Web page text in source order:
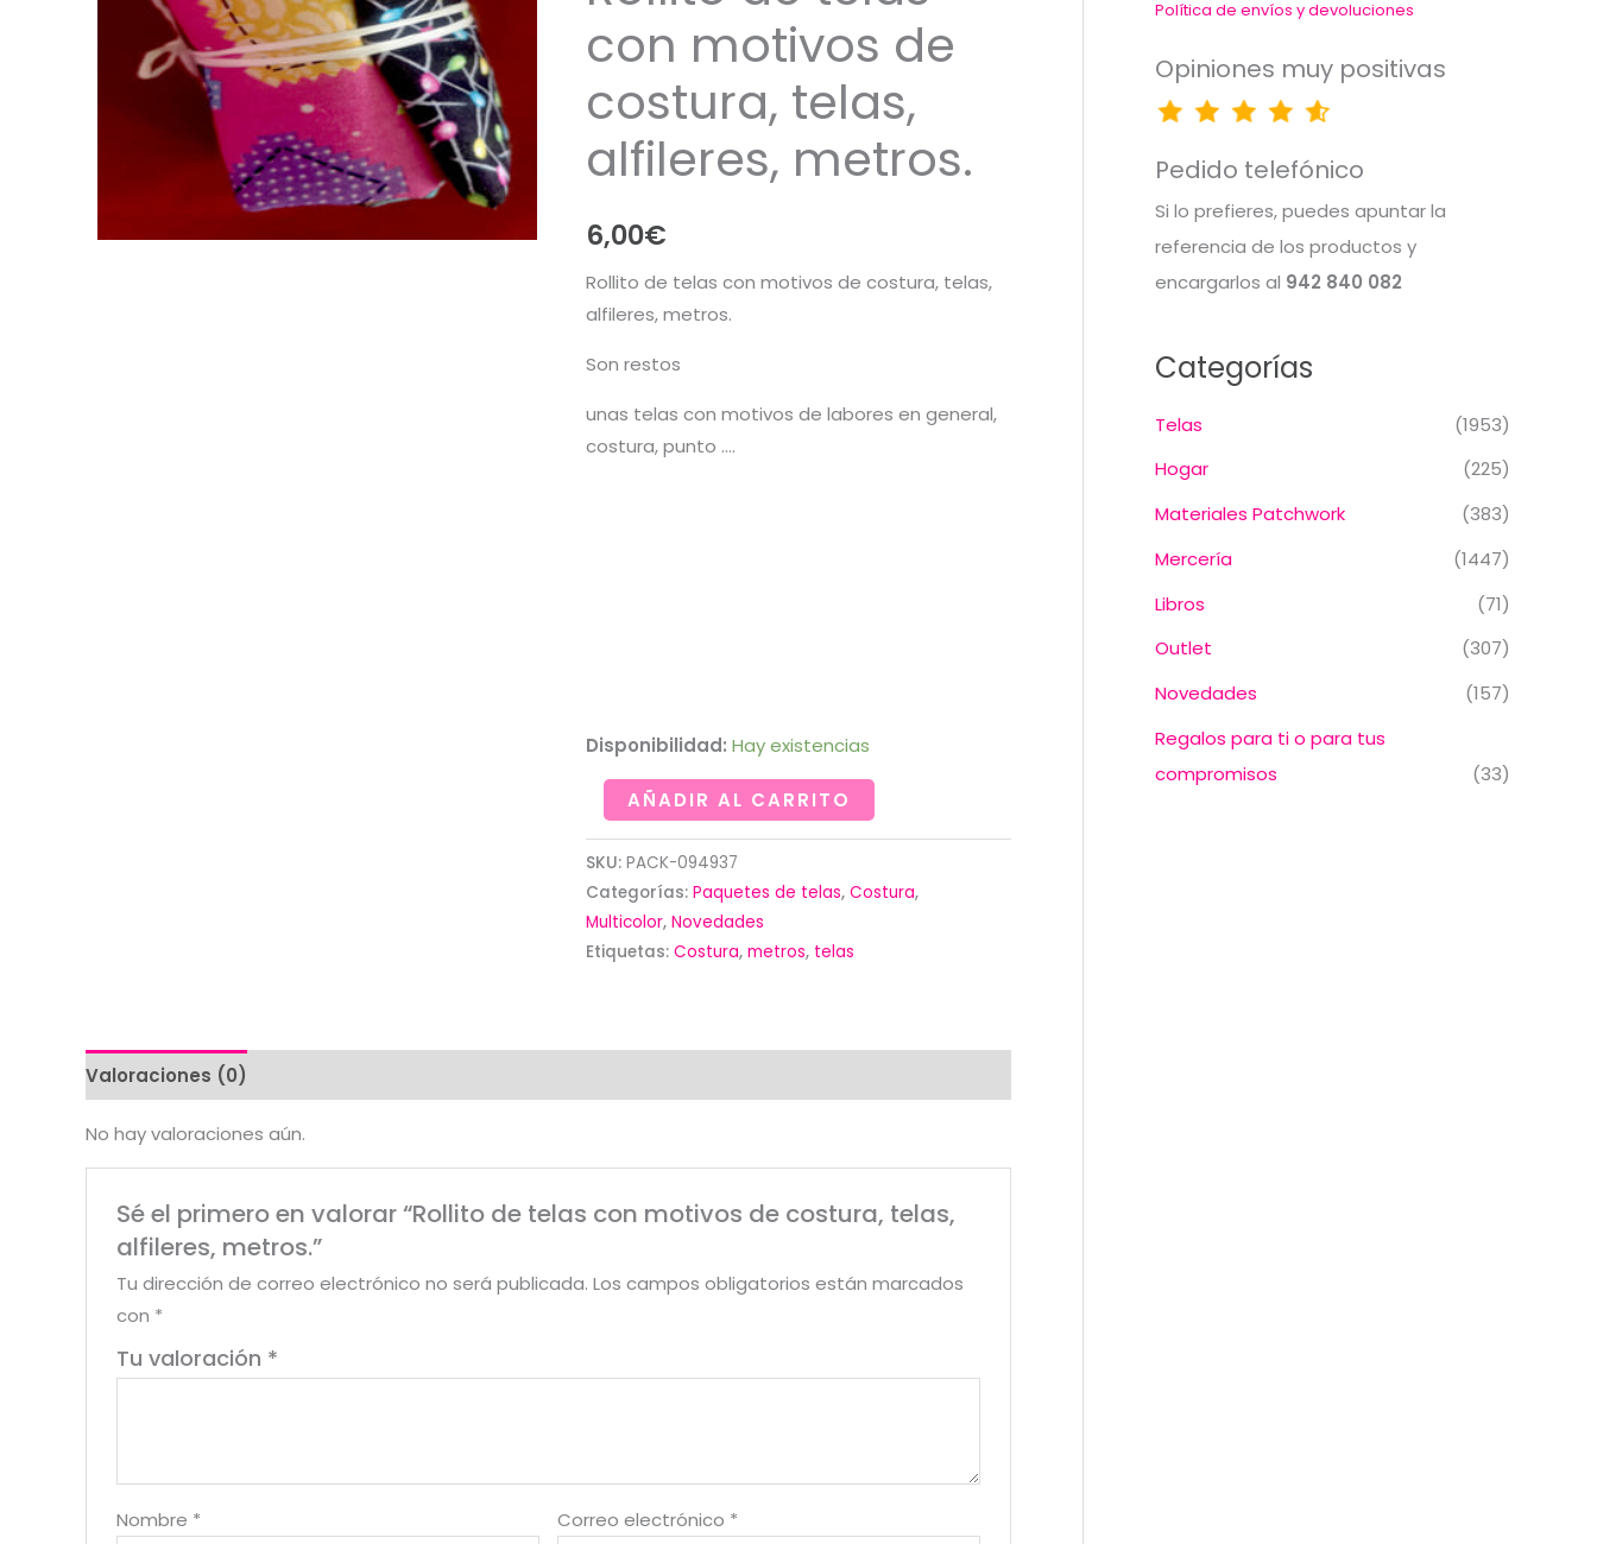
con motivos de
costura, telas,
alfileres, metros.
6,00€
Rollito de telas con motivos de costura, telas,
alfileres, metros.
Son restos
unas telas con motivos de labores en general,
costura, punto ….
Disponibilidad: Hay existencias
Rollito
de
telas
con
motivos
de
alfileres,
AÑADIR AL CARRITO
SKU: PACK-094937
Categorías: Paquetes de telas, Costura,
Multicolor, Novedades
Etiquetas: Costura, metros, telas
Valoraciones (0)
No hay valoraciones aún.
Sé el primero en valorar “Rollito de telas con motivos de costura, telas,
alfileres, metros.”
Tu dirección de correo electrónico no será publicada. Los campos obligatorios están marcados
con *
Tu valoración *
Nombre * Correo electrónico *
Política de envíos y devoluciones
Opiniones muy positivas
Pedido telefónico
Si lo prefieres, puedes apuntar la
referencia de los productos y
encargarlos al 942 840 082
Categorías
Telas
(1953)
Hogar
(225)
Materiales Patchwork
(383)
Mercería
(1447)
Libros
(71)
Outlet
(307)
Novedades
(157)
Regalos para ti o para tus
compromisos
(33)